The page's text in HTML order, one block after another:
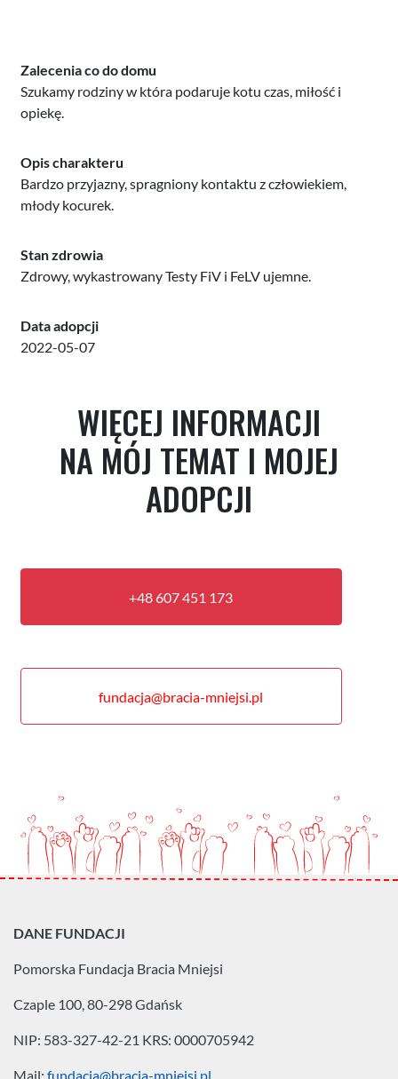
Zalecenia co do domu
Szukamy rodziny w która podaruje kotu czas, miłość i
opiekę.
Opis charakteru
Bardzo przyjazny, spragniony kontaktu z człowiekiem,
młody kocurek.
Stan zdrowia
Zdrowy, wykastrowany Testy FiV i FeLV ujemne.
Data adopcji
2022-05-07
WIĘCEJ INFORMACJI
NA MÓJ TEMAT I MOJEJ
ADOPCJI
+48 607 451 173
fundacja@bracia-mniejsi.pl
DANE FUNDACJI
Pomorska Fundacja Bracia Mniejsi
Czaple 100, 80-298 Gdańsk
NIP: 583-327-42-21 KRS: 0000705942
Mail: fundacja@bracia-mniejsi.pl